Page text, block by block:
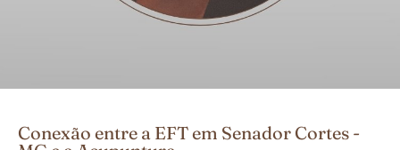
Conexão entre a EFT em Senador Cortes -